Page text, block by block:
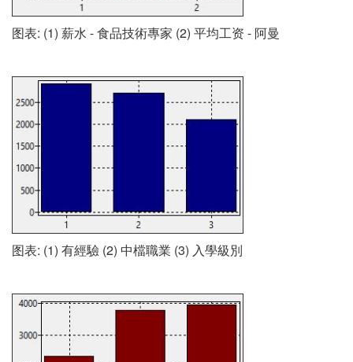
图表: (1) 薪水 - 食品技術專家 (2) 平均工资 - 阿曼
图表: (1) 有經驗 (2) 中檔職業 (3) 入學級別